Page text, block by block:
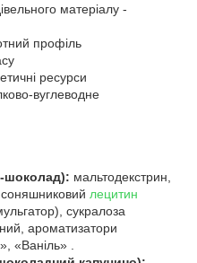
матеріалу -
профіль
ресурси
вуглеводне
шоколад): мальтодекстрин,
соняшниковий лецитин
сукралоза
ароматизатори
«Ваніль» .